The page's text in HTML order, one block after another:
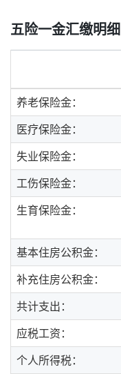
五险一金汇缴明细
养老保险金：
医疗保险金：
失业保险金：
工伤保险金：
生育保险金：
基本住房公积金：
补充住房公积金：
共计支出：
应税工资：
个人所得税：